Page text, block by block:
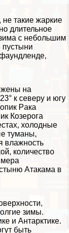
такие жаркие
длительное
с небольшим
пустыни
на
к северу и югу
Paка
Козерога
холодные
туманы,
влажность
количество
Атакама в
зимы.
и Антарктике.
быть